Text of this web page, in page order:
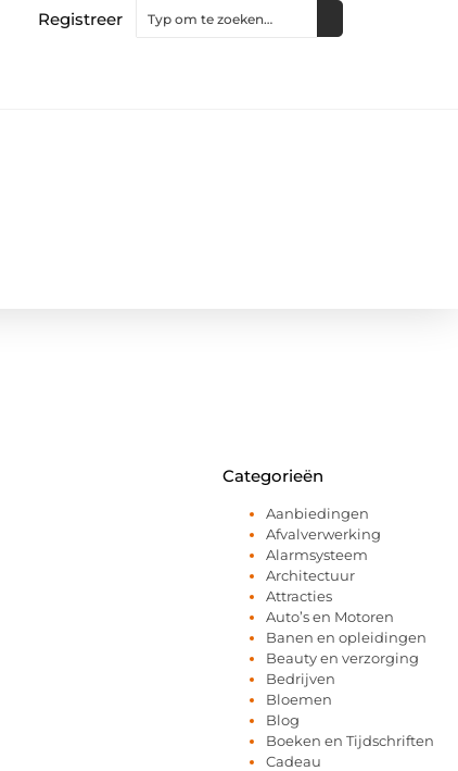
Registreer
Categorieën
Aanbiedingen
Afvalverwerking
Alarmsysteem
Architectuur
Attracties
Auto’s en Motoren
Banen en opleidingen
Beauty en verzorging
Bedrijven
Bloemen
Blog
Boeken en Tijdschriften
Cadeau